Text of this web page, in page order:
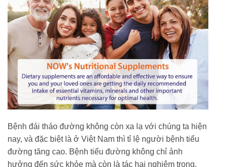
Bệnh đái tháo đường không còn xa lạ với chúng ta hiện
nay, và đặc biệt là ở Việt Nam thì tỉ lệ người bệnh tiểu
đường tăng cao. Bệnh tiểu đường không chỉ ảnh
hưởng đến sức khỏe mà còn là tác hại nghiêm trọng,